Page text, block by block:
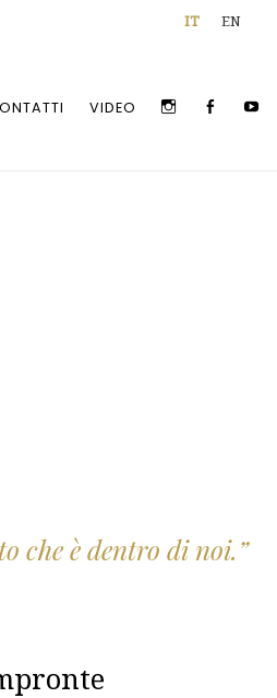
IT EN
VIDEO INSTAGRAM
che è dentro di noi.”